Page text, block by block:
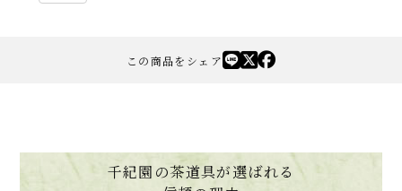
この商品をシェア
千紀園の茶道具が選ばれる